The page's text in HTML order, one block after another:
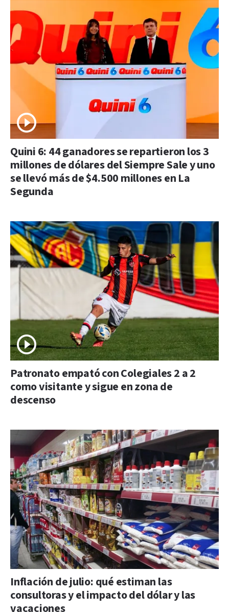
Quini 6: 44 ganadores se repartieron los 3
millones de dólares del Siempre Sale y uno
se llevó más de $4.500 millones en La
Segunda
Patronato empató con Colegiales 2 a 2
como visitante y sigue en zona de
descenso
Inflación de julio: qué estiman las
consultoras y el impacto del dólar y las
vacaciones